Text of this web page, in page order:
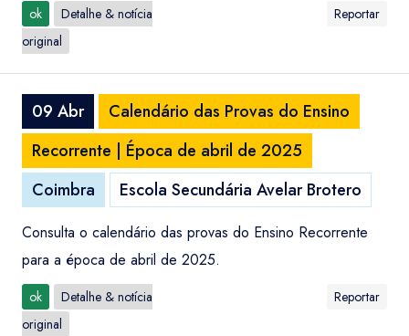
ok
Detalhe & notícia
original
Reportar
09 Abr
Calendário das Provas do Ensino
Recorrente | Época de abril de 2025
Coimbra
Escola Secundária Avelar Brotero
Consulta o calendário das provas do Ensino Recorrente
para a época de abril de 2025.
ok
Detalhe & notícia
original
Reportar